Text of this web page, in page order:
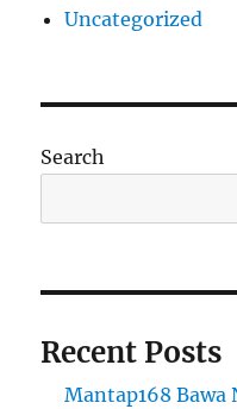
Uncategorized
Search
Recent Posts
Mantap168 Bawa